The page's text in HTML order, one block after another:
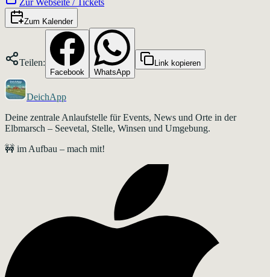
Zum Kalender
Teilen:
Facebook WhatsApp
Link kopieren
DeichApp
Deine zentrale Anlaufstelle für Events, News und Orte in der
Elbmarsch – Seevetal, Stelle, Winsen und Umgebung.
🚧 im Aufbau – mach mit!